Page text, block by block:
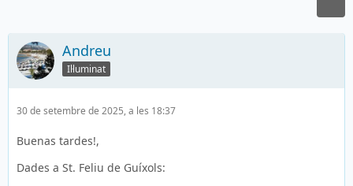
Andreu
Il·luminat
30 de setembre de 2025, a les 18:37
Buenas tardes!,
Dades a St. Feliu de Guíxols: